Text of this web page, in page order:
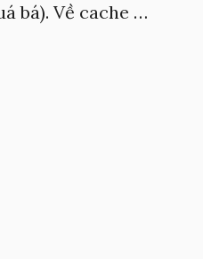
bá). Về cache …